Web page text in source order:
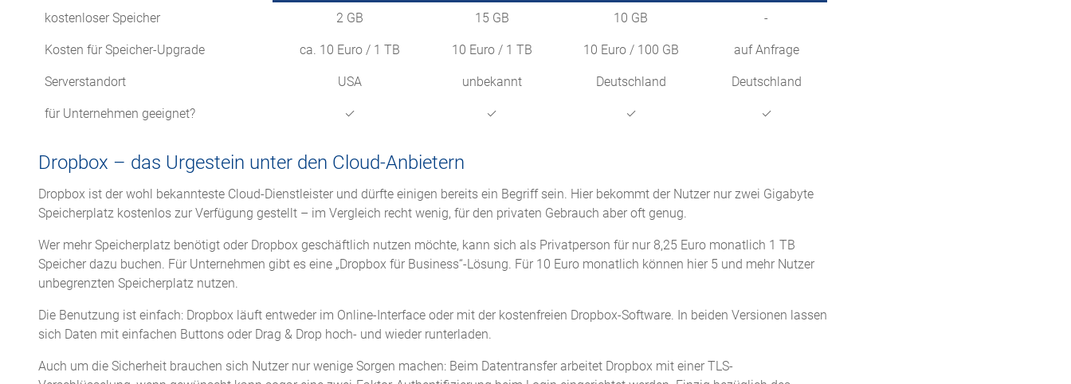
Dropbox
Google Drive Telekom
kostenloser Speicher 2 GB 15 GB 10 GB -
Kosten für Speicher-Upgrade ca. 10 Euro / 1 TB 10 Euro / 1 TB 10 Euro / 100 GB auf Anfrage
Serverstandort USA unbekannt Deutschland Deutschland
für Unternehmen geeignet? ✓ ✓ ✓ ✓
Dropbox – das Urgestein unter den Cloud-Anbietern
Dropbox ist der wohl bekannteste Cloud-Dienstleister und dürfte einigen bereits ein Begriff sein. Hier bekommt der Nutzer nur zwei Gigabyte
Speicherplatz kostenlos zur Verfügung gestellt – im Vergleich recht wenig, für den privaten Gebrauch aber oft genug.
Wer mehr Speicherplatz benötigt oder Dropbox geschäftlich nutzen möchte, kann sich als Privatperson für nur 8,25 Euro monatlich 1 TB
Speicher dazu buchen. Für Unternehmen gibt es eine „Dropbox für Business“-Lösung. Für 10 Euro monatlich können hier 5 und mehr Nutzer
unbegrenzten Speicherplatz nutzen.
Die Benutzung ist einfach: Dropbox läuft entweder im Online-Interface oder mit der kostenfreien Dropbox-Software. In beiden Versionen lassen
sich Daten mit einfachen Buttons oder Drag & Drop hoch- und wieder runterladen.
Auch um die Sicherheit brauchen sich Nutzer nur wenige Sorgen machen: Beim Datentransfer arbeitet Dropbox mit einer TLS-